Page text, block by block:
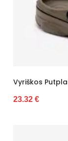
Vyriškos
23.32 €